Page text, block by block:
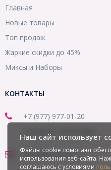
Главная
Новые товары
Топ продаж
Жаркие скидки до 45%
Миксы и Наборы
КОНТАКТЫ
+7 (977) 977-01-20
office@mirbusin.ru
Наш сайт использует
Файлы cookie помогают
использования веб-сайта.
соглашаюсь с условиями